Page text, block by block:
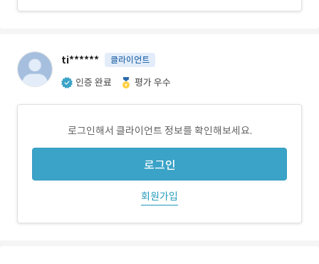
ti****** 클라이언트
인증 완료 평가 우수
로그인해서 클라이언트 정보를 확인해보세요.
로그인
회원가입